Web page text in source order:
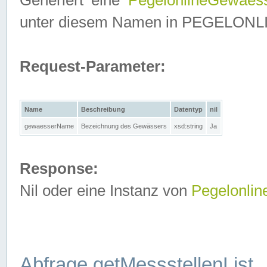
unter diesem Namen in
Request-Parameter:
Name Beschreibung Datentyp nil
gewaesserName Bezeichnung des Gewässers xsd:string Ja
Response:
Nil oder eine Instanz von